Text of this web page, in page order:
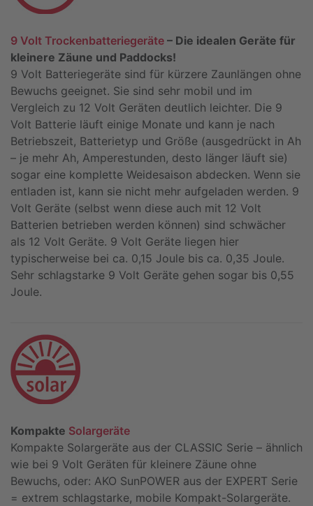
9 Volt Trockenbatteriegeräte – Die idealen Geräte für
kleinere Zäune und Paddocks!
9 Volt Batteriegeräte sind für kürzere Zaunlängen ohne
Bewuchs geeignet. Sie sind sehr mobil und im
Vergleich zu 12 Volt Geräten deutlich leichter. Die 9
Volt Batterie läuft einige Monate und kann je nach
Betriebszeit, Batterietyp und Größe (ausgedrückt in Ah
– je mehr Ah, Amperestunden, desto länger läuft sie)
sogar eine komplette Weidesaison abdecken. Wenn sie
entladen ist, kann sie nicht mehr aufgeladen werden. 9
Volt Geräte (selbst wenn diese auch mit 12 Volt
Batterien betrieben werden können) sind schwächer
als 12 Volt Geräte. 9 Volt Geräte liegen hier
typischerweise bei ca. 0,15 Joule bis ca. 0,35 Joule.
Sehr schlagstarke 9 Volt Geräte gehen sogar bis 0,55
Joule.
Kompakte Solargeräte
Kompakte Solargeräte aus der CLASSIC Serie – ähnlich
wie bei 9 Volt Geräten für kleinere Zäune ohne
Bewuchs, oder: AKO SunPOWER aus der EXPERT Serie
= extrem schlagstarke, mobile Kompakt-Solargeräte.